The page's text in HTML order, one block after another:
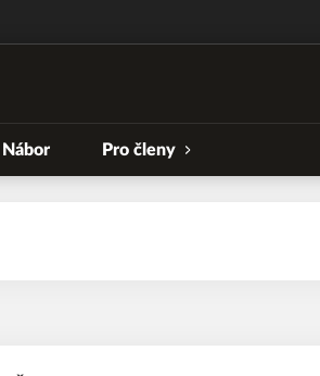
Nábor Pro členy